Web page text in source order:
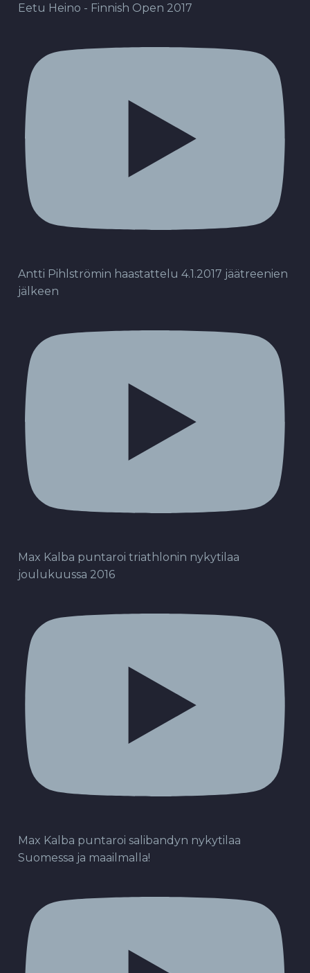
Eetu Heino - Finnish Open 2017
Antti Pihlströmin haastattelu 4.1.2017 jäätreenien
jälkeen
Max Kalba puntaroi triathlonin nykytilaa
joulukuussa 2016
Max Kalba puntaroi salibandyn nykytilaa
Suomessa ja maailmalla!